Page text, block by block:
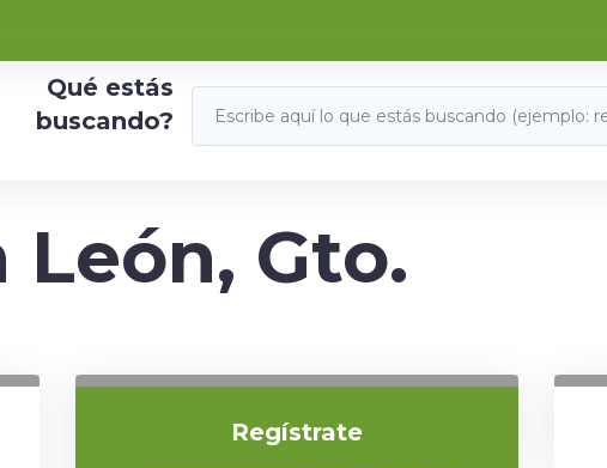
Qué estás
buscando?
León, Gto.
Regístrate